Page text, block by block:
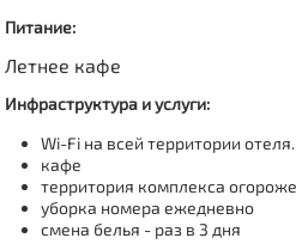
Питание:
Летнее кафе
Инфраструктура и услуги:
Wi-Fi на всей территории отеля.
кафе
территория комплекса
уборка номера ежедневно
смена белья - раз в 3 дня